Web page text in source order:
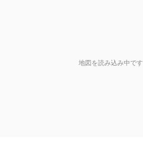
地図を読み込み中です